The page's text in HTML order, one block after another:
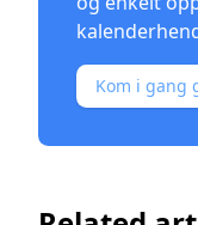
Kom i gang